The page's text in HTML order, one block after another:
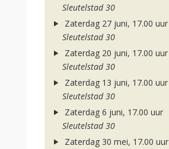
Sleutelstad 30
Zaterdag 27 juni, 17.00 uur
Sleutelstad 30
Zaterdag 20 juni, 17.00 uur
Sleutelstad 30
Zaterdag 13 juni, 17.00 uur
Sleutelstad 30
Zaterdag 6 juni, 17.00 uur
Sleutelstad 30
Zaterdag 30 mei, 17.00 uur